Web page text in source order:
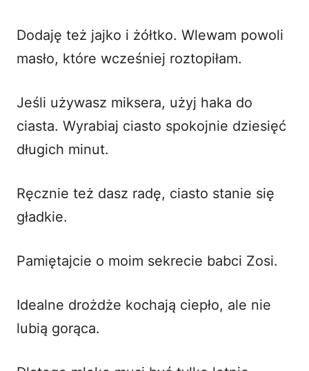
Dodaję też jajko i żółtko. Wlewam powoli
masło, które wcześniej roztopiłam.
Jeśli używasz miksera, użyj haka do
ciasta. Wyrabiaj ciasto spokojnie dziesięć
długich minut.
Ręcznie też dasz radę, ciasto stanie się
gładkie.
Pamiętajcie o moim sekrecie babci Zosi.
Idealne drożdże kochają ciepło, ale nie
lubią gorąca.